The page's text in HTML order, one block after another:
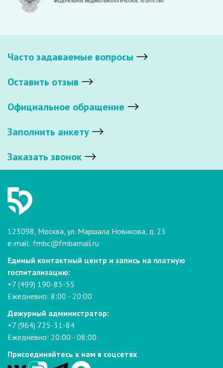
Часто задаваемые вопросы
Оставить отзыв
Официальное обращение
Заполнить анкету
Заказать звонок
123098, Москва, ул. Маршала Новикова, д. 23
e-mail: fmbc@fmbamail.ru
Единый контактный центр и запись на платную
госпитализацию:
+7 (499) 190-85-55
Ежедневно: 8:00 - 20:00
Дежурный администратор:
+7 (964) 725-31-84
Ежедневно: 20:00 - 08:00
Присоединяйтесь к нам в соцсетях